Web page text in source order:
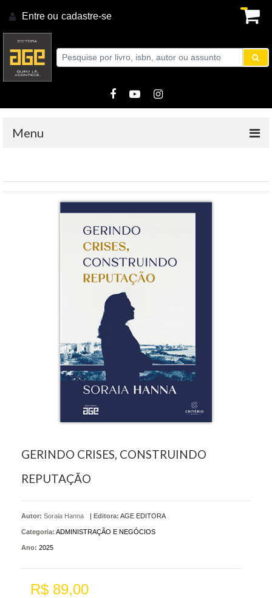
Entre ou cadastre-se.
Menu
GERINDO CRISES, CONSTRUINDO
REPUTAÇÃO
Autor: Soraia Hanna | Editora: AGE EDITORA
Categoria: ADMINISTRAÇÃO E NEGÓCIOS
Ano: 2025
R$ 89,00